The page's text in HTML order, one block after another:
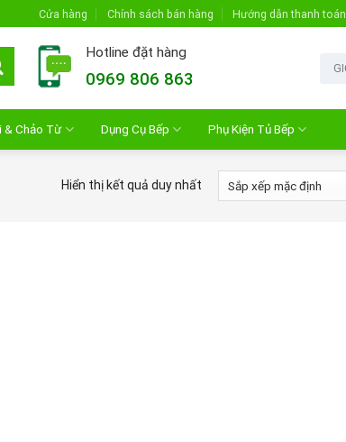
Cửa hàng Chính sách bán hàng Hướng dẫn thanh toán
Hotline đặt hàng
0969 806 863
& Chảo Từ Dụng Cụ Bếp Phụ Kiện Tủ Bếp
Hiển thị kết quả duy nhất